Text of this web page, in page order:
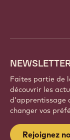
Faites partie de
découvrir les
d'apprentissage
changer vos
Rejoignez